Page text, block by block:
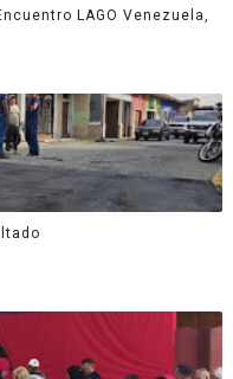
LAGO Venezuela,